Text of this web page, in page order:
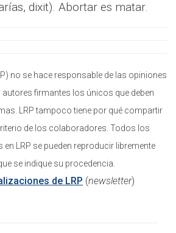
dixit). Abortar es matar.
no se hace responsable de las opiniones
firmantes los únicos que deben
LRP tampoco tiene por qué compartir
de los colaboradores. Todos los
LRP se pueden reproducir libremente
se indique su procedencia.
de LRP (newsletter)